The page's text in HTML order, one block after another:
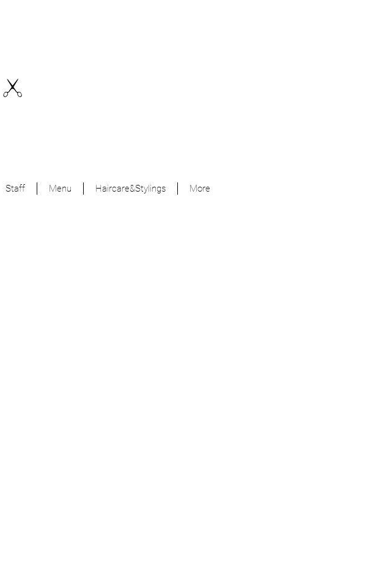
Staff Menu Haircare&Stylings More